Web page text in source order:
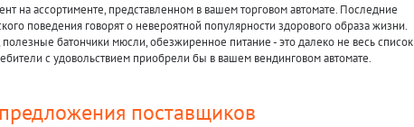
на ассортименте, представленном в вашем торговом автомате. Последние
поведения говорят о невероятной популярности здорового образа жизни.
батончики мюсли, обезжиренное питание - это далеко не весь список
с удовольствием приобрели бы в вашем вендинговом автомате.
поставщиков